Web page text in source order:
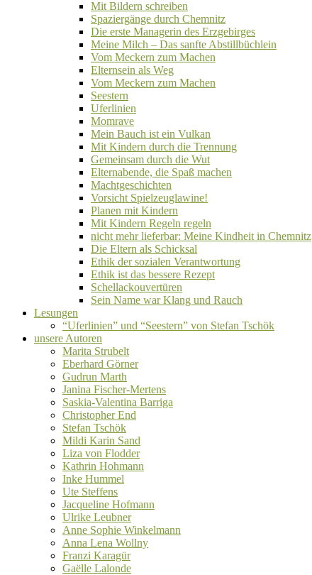
Mit Bildern schreiben
Spaziergänge durch Chemnitz
Die erste Managerin des Erzgebirges
Meine Milch – Das sanfte Abstillbüchlein
Vom Meckern zum Machen
Elternsein als Weg
Vom Meckern zum Machen
Seestern
Uferlinien
Momrave
Mein Bauch ist ein Vulkan
Mit Kindern durch die Trennung
Gemeinsam durch die Wut
Elternabende, die Spaß machen
Machtgeschichten
Vorsicht Spielzeuglawine!
Planen mit Kindern
Mit Kindern Regeln regeln
nicht mehr lieferbar: Meine Kindheit in Chemnitz
Die Eltern als Schicksal
Ethik der sozialen Verantwortung
Ethik ist das bessere Rezept
Schellackouvertüren
Sein Name war Klang und Rauch
Lesungen
“Uferlinien” und “Seestern” von Stefan Tschök
unsere Autoren
Marita Strubelt
Eberhard Görner
Gudrun Marth
Janina Fischer-Mertens
Saskia-Valentina Barriga
Christopher End
Stefan Tschök
Mildi Karin Sand
Liza von Flodder
Kathrin Hohmann
Inke Hummel
Ute Steffens
Jacqueline Hofmann
Ulrike Leubner
Anne Sophie Winkelmann
Anna Lena Wollny
Franzi Karagür
Gaëlle Lalonde